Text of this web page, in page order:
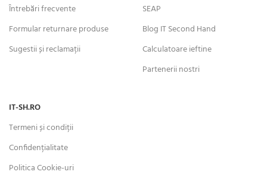
Întrebări frecvente
Formular returnare produse
Sugestii și reclamații
SEAP
Blog IT Second Hand
Calculatoare ieftine
Partenerii nostri
IT-SH.RO
Termeni și condiții
Confidențialitate
Politica Cookie-uri